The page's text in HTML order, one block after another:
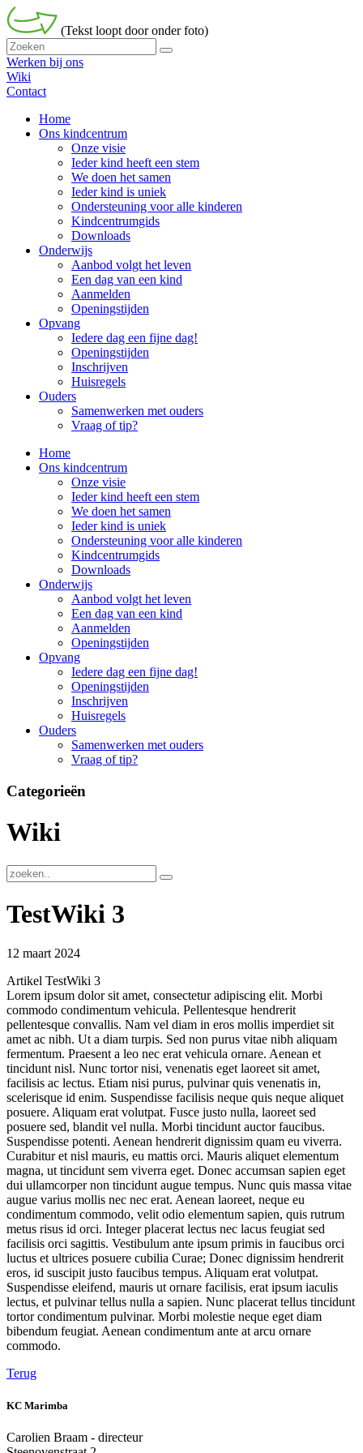
(Tekst loopt door onder foto)
Werken bij ons
Wiki
Contact
Home
Ons kindcentrum
Onze visie
Ieder kind heeft een stem
We doen het samen
Ieder kind is uniek
Ondersteuning voor alle kinderen
Kindcentrumgids
Downloads
Onderwijs
Aanbod volgt het leven
Een dag van een kind
Aanmelden
Openingstijden
Opvang
Iedere dag een fijne dag!
Openingstijden
Inschrijven
Huisregels
Ouders
Samenwerken met ouders
Vraag of tip?
Home
Ons kindcentrum
Onze visie
Ieder kind heeft een stem
We doen het samen
Ieder kind is uniek
Ondersteuning voor alle kinderen
Kindcentrumgids
Downloads
Onderwijs
Aanbod volgt het leven
Een dag van een kind
Aanmelden
Openingstijden
Opvang
Iedere dag een fijne dag!
Openingstijden
Inschrijven
Huisregels
Ouders
Samenwerken met ouders
Vraag of tip?
Categorieën
Wiki
TestWiki 3
12 maart 2024
Artikel TestWiki 3
Lorem ipsum dolor sit amet, consectetur adipiscing elit. Morbi
commodo condimentum vehicula. Pellentesque hendrerit
pellentesque convallis. Nam vel diam in eros mollis imperdiet sit
amet ac nibh. Ut a diam turpis. Sed non purus vitae nibh aliquam
fermentum. Praesent a leo nec erat vehicula ornare. Aenean et
tincidunt nisl. Nunc tortor nisi, venenatis eget laoreet sit amet,
facilisis ac lectus. Etiam nisi purus, pulvinar quis venenatis in,
scelerisque id enim. Suspendisse facilisis neque quis neque aliquet
posuere. Aliquam erat volutpat. Fusce justo nulla, laoreet sed
posuere sed, blandit vel nulla. Morbi tincidunt auctor faucibus.
Suspendisse potenti. Aenean hendrerit dignissim quam eu viverra.
Curabitur et nisl mauris, eu mattis orci. Mauris aliquet elementum
magna, ut tincidunt sem viverra eget. Donec accumsan sapien eget
dui ullamcorper non tincidunt augue tempus. Nunc quis massa vitae
augue varius mollis nec nec erat. Aenean laoreet, neque eu
condimentum commodo, velit odio elementum sapien, quis rutrum
metus risus id orci. Integer placerat lectus nec lacus feugiat sed
facilisis orci sagittis. Vestibulum ante ipsum primis in faucibus orci
luctus et ultrices posuere cubilia Curae; Donec dignissim hendrerit
eros, id suscipit justo faucibus tempus. Aliquam erat volutpat.
Suspendisse eleifend, mauris ut ornare facilisis, erat ipsum iaculis
lectus, et pulvinar tellus nulla a sapien. Nunc placerat tellus tincidunt
tortor condimentum pulvinar. Morbi molestie neque eget diam
bibendum feugiat. Aenean condimentum ante at arcu ornare
commodo.
Terug
KC Marimba
Carolien Braam - directeur